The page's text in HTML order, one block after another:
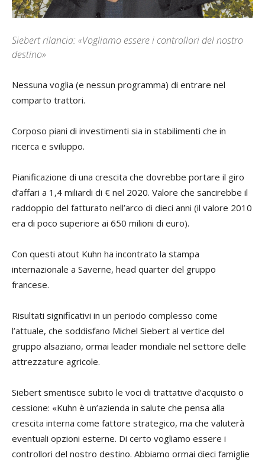
Siebert rilancia: «Vogliamo essere i controllori del nostro
destino»
Nessuna voglia (e nessun programma) di entrare nel
comparto trattori.
Corposo piani di investimenti sia in stabilimenti che in
ricerca e sviluppo.
Pianificazione di una crescita che dovrebbe portare il giro
d’affari a 1,4 miliardi di € nel 2020. Valore che sancirebbe il
raddoppio del fatturato nell’arco di dieci anni (il valore 2010
era di poco superiore ai 650 milioni di euro).
Con questi atout Kuhn ha incontrato la stampa
internazionale a Saverne, head quarter del gruppo
francese.
Risultati significativi in un periodo complesso come
l’attuale, che soddisfano Michel Siebert al vertice del
gruppo alsaziano, ormai leader mondiale nel settore delle
attrezzature agricole.
Siebert smentisce subito le voci di trattative d’acquisto o
cessione: «Kuhn è un’azienda in salute che pensa alla
crescita interna come fattore strategico, ma che valuterà
eventuali opzioni esterne. Di certo vogliamo essere i
controllori del nostro destino. Abbiamo ormai dieci famiglie